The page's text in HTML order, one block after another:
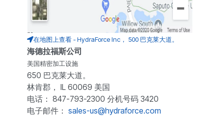
在地图上查看 - HydraForce Inc， 500 巴克莱大道。
海德拉福斯公司
美国精密加工设施
650 巴克莱大道。
林肯郡， IL 60069 美国
电话： 847-793-2300 分机号码 3420
电子邮件： sales-us@hydraforce.com